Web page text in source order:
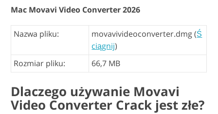
Mac Movavi Video Converter 2026
Nazwa pliku: movavivideoconverter.dmg (Ś
ciągnij)
Rozmiar pliku:
66,7 MB
Dlaczego używanie Movavi
Video Converter Crack jest złe?